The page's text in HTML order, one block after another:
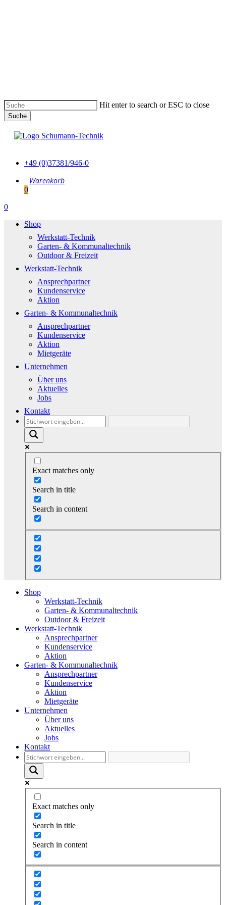
Hit enter to search or ESC to close
Suche
schließen
+49 (0)37381/946-0
0
Menu
0
Shop
Werkstatt-Technik
Garten- & Kommunaltechnik
Outdoor & Freizeit
Werkstatt-Technik
Ansprechpartner
Kundenservice
Aktion
Garten- & Kommunaltechnik
Ansprechpartner
Kundenservice
Aktion
Mietgeräte
Unternehmen
Über uns
Aktuelles
Jobs
Kontakt
Exact matches only
Search in title
Search in content
Shop
Werkstatt-Technik
Garten- & Kommunaltechnik
Outdoor & Freizeit
Werkstatt-Technik
Ansprechpartner
Kundenservice
Aktion
Garten- & Kommunaltechnik
Ansprechpartner
Kundenservice
Aktion
Mietgeräte
Unternehmen
Über uns
Aktuelles
Jobs
Kontakt
Exact matches only
Search in title
Search in content